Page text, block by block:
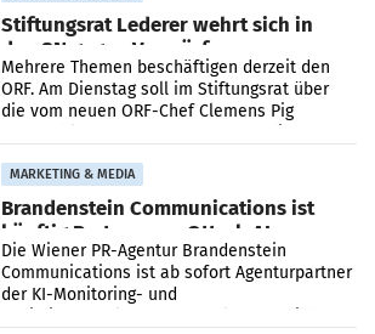
Stiftungsrat Lederer wehrt sich in
den SN gegen Vorwürfe
Mehrere Themen beschäftigen derzeit den
ORF. Am Dienstag soll im Stiftungsrat über
die vom neuen ORF-Chef Clemens Pig
MARKETING & MEDIA
Brandenstein Communications ist
künftig Partner von OtterlyAI
Die Wiener PR-Agentur Brandenstein
Communications ist ab sofort Agenturpartner
der KI-Monitoring- und